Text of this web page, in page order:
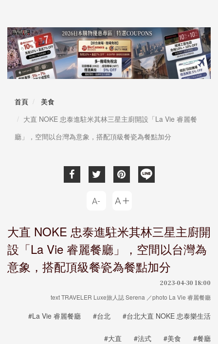
首頁
美食
大直 NOKE 忠泰進駐米其林三星主廚開設「La Vie 睿麗餐
廳」，空間以台灣為意象，搭配頂級餐瓷為餐點加分
大直 NOKE 忠泰進駐米其林三星主廚開
設「La Vie 睿麗餐廳」，空間以台灣為
意象，搭配頂級餐瓷為餐點加分
2023-04-30 18:00
text TRAVELER Luxe旅人誌 Serena ／photo La Vie 睿麗餐廳
#La Vie 睿麗餐廳 #台北 #台北大直 NOKE 忠泰樂生活
#大直 #法式 #美食 #餐廳